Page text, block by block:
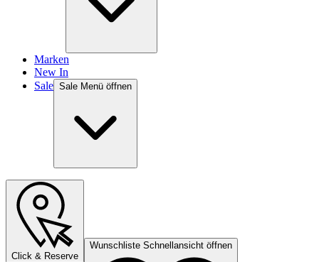
Marken
New In
Sale Sale Menü öffnen
Click & Reserve
Wunschliste Schnellansicht öffnen